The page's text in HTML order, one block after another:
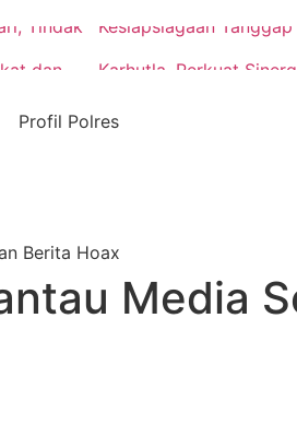
Tindak
dan
Kesiapsiagaan
Karhutla, Perkuat
Hadapi Potensi Bencana
Profil Polres
Berita Hoax
Media